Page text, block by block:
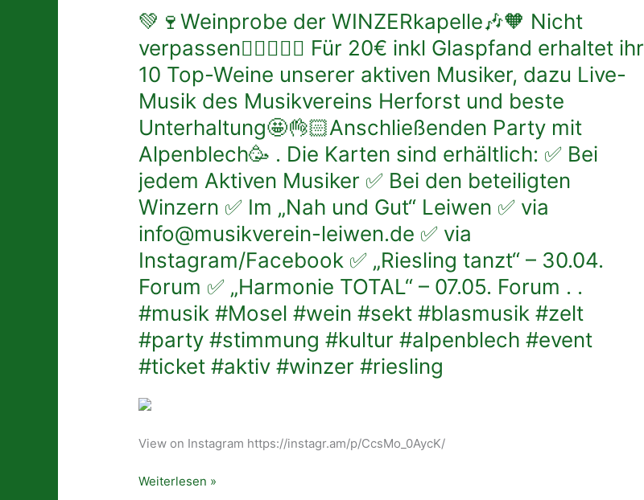
Stempel
und
erhaltet
als
Dank
eine
tolle
Überraschung
🤩
🤩
.
Los
gehts
am
7.
Mai
bei
„Harmonie
TOTAL“
.
.
.
#jubiläum
#stempel
#event
💚🍷Weinprobe der WINZERkapelle🎶🧡 Nicht
verpassen👍🏻👌🏻🥳 Für 20€ inkl Glaspfand erhaltet ihr
10 Top-Weine unserer aktiven Musiker, dazu Live-
Musik des Musikvereins Herforst und beste
Unterhaltung🤩👌🏻Anschließenden Party mit
Alpenblech🥳 . Die Karten sind erhältlich: ✅ Bei
jedem Aktiven Musiker ✅ Bei den beteiligten
Winzern ✅ Im „Nah und Gut“ Leiwen ✅ via
info@musikverein-leiwen.de ✅ via
Instagram/Facebook ✅ „Riesling tanzt“ – 30.04.
Forum ✅ „Harmonie TOTAL“ – 07.05. Forum . .
#musik #Mosel #wein #sekt #blasmusik #zelt
#party #stimmung #kultur #alpenblech #event
#ticket #aktiv #winzer #riesling
View on Instagram https://instagr.am/p/CcsMo_0AycK/
💚
Weinprobe
der
WINZERkapelle🎶
🧡
Nicht
verpassen
👍🏻
👌🏻
🥳
Für
inkl
Glaspfand
erhaltet
ihr
10
Top-
unserer
Musiker,
Live-
Weiterlesen »